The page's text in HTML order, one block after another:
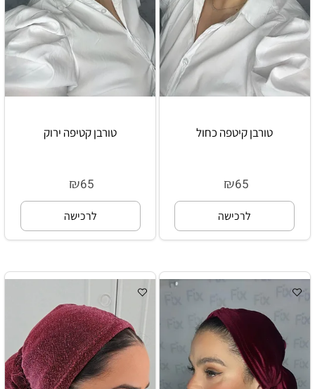
טורבן קיטפה כחול
₪65
לרכישה
טורבן קטיפה ירוק
₪65
לרכישה